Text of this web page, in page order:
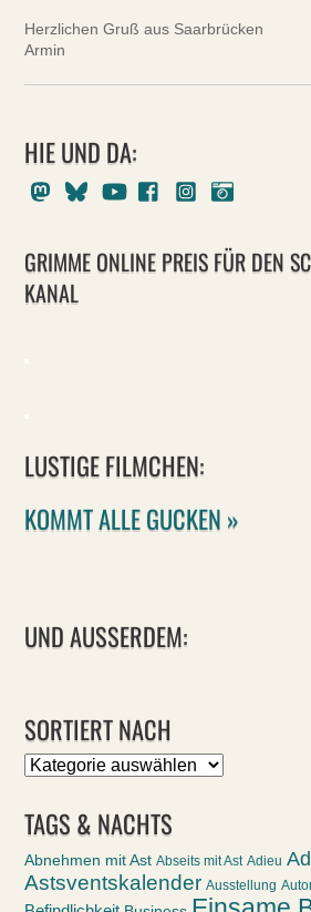
Herzlichen Gruß aus Saarbrücken
Armin
HIE UND DA:
MastodonBlueskyYoutubeFacebookInstagram
GRIMME ONLINE PREIS FÜR DEN
KANAL
LUSTIGE FILMCHEN:
KOMMT ALLE GUCKEN »
UND AUSSERDEM:
SORTIERT NACH
Sortiert
TAGS & NACHTS
Abnehmen mit Ast Abseits mit Ast Adieu
Astsventskalender Ausstellung